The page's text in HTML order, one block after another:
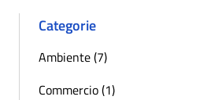
Categorie
Ambiente (7)
Commercio (1)